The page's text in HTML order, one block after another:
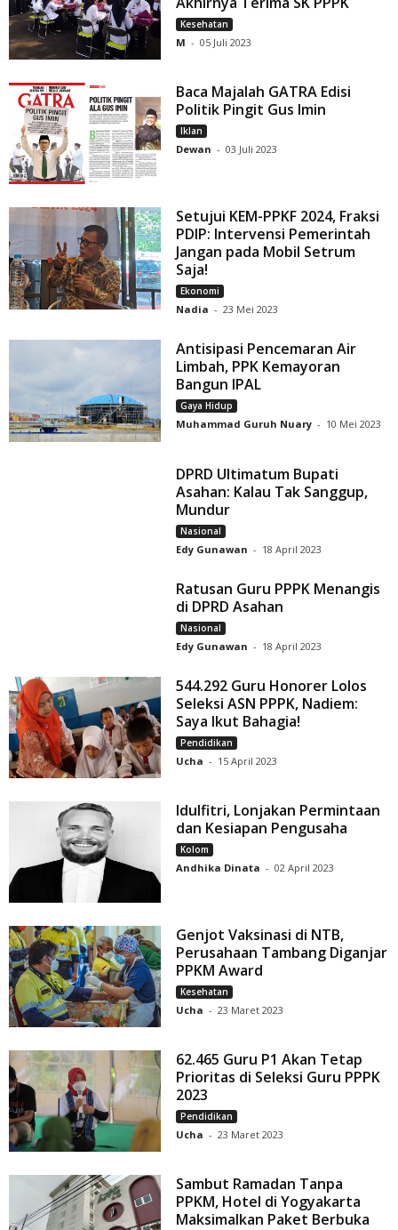
Kesehatan
M - 05 Juli 2023
Baca Majalah GATRA Edisi
Politik Pingit Gus Imin
Iklan
Dewan - 03 Juli 2023
Setujui KEM-PPKF 2024, Fraksi
PDIP: Intervensi Pemerintah
Jangan pada Mobil Setrum
Saja!
Ekonomi
Nadia - 23 Mei 2023
Antisipasi Pencemaran Air
Limbah, PPK Kemayoran
Bangun IPAL
Gaya Hidup
Muhammad Guruh Nuary - 10 Mei 2023
DPRD Ultimatum Bupati
Asahan: Kalau Tak Sanggup,
Mundur
Nasional
Edy Gunawan - 18 April 2023
Ratusan Guru PPPK Menangis
di DPRD Asahan
Nasional
Edy Gunawan - 18 April 2023
544.292 Guru Honorer Lolos
Seleksi ASN PPPK, Nadiem:
Saya Ikut Bahagia!
Pendidikan
Ucha - 15 April 2023
Idulfitri, Lonjakan Permintaan
dan Kesiapan Pengusaha
Kolom
Andhika Dinata - 02 April 2023
Genjot Vaksinasi di NTB,
Perusahaan Tambang Diganjar
PPKM Award
Kesehatan
Ucha - 23 Maret 2023
62.465 Guru P1 Akan Tetap
Prioritas di Seleksi Guru PPPK
2023
Pendidikan
Ucha - 23 Maret 2023
Sambut Ramadan Tanpa
PPKM, Hotel di Yogyakarta
Maksimalkan Paket Berbuka